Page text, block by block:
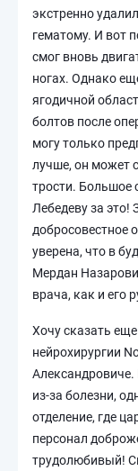
экстренно
гематому. И вот
смог вновь
ногах. Однако
ягодичной
болтов после
могу только
лучше, он может
трости. Большое
Лебедеву за это!
добросовестное
уверена, что в
Мердан
врача, как и его
Хочу сказать
нейрохирургии
из-за болезни,
отделение, где
персонал
трудолюбивый!